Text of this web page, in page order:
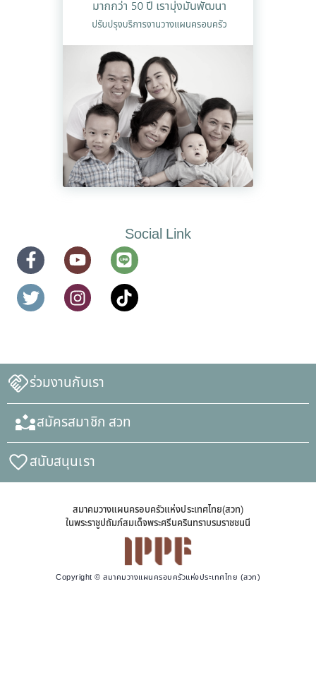
Social Link
ร่วมงานกับเรา
สมัครสมาชิก สวท
สนับสนุนเรา
สมาคมวางแผนครอบครัวแห่งประเทศไทย(สวท)
ในพระราชูปถัมภ์สมเด็จพระศรีนครินทราบรมราชชนนี
Copyright © สมาคมวางแผนครอบครัวแห่งประเทศไทย (สวท)